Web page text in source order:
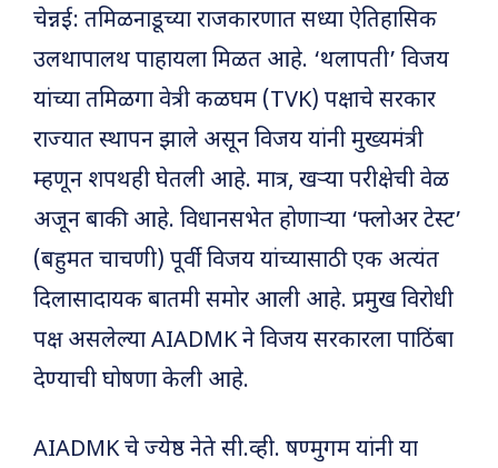
चेन्नई: तमिळनाडूच्या राजकारणात सध्या ऐतिहासिक
उलथापालथ पाहायला मिळत आहे. ‘थलापती’ विजय
यांच्या तमिळगा वेत्री कळघम (TVK) पक्षाचे सरकार
राज्यात स्थापन झाले असून विजय यांनी मुख्यमंत्री
म्हणून शपथही घेतली आहे. मात्र, खऱ्या परीक्षेची वेळ
अजून बाकी आहे. विधानसभेत होणाऱ्या ‘फ्लोअर टेस्ट’
(बहुमत चाचणी) पूर्वी विजय यांच्यासाठी एक अत्यंत
दिलासादायक बातमी समोर आली आहे. प्रमुख विरोधी
पक्ष असलेल्या AIADMK ने विजय सरकारला पाठिंबा
देण्याची घोषणा केली आहे.
AIADMK चे ज्येष्ठ नेते सी.व्ही. षण्मुगम यांनी या